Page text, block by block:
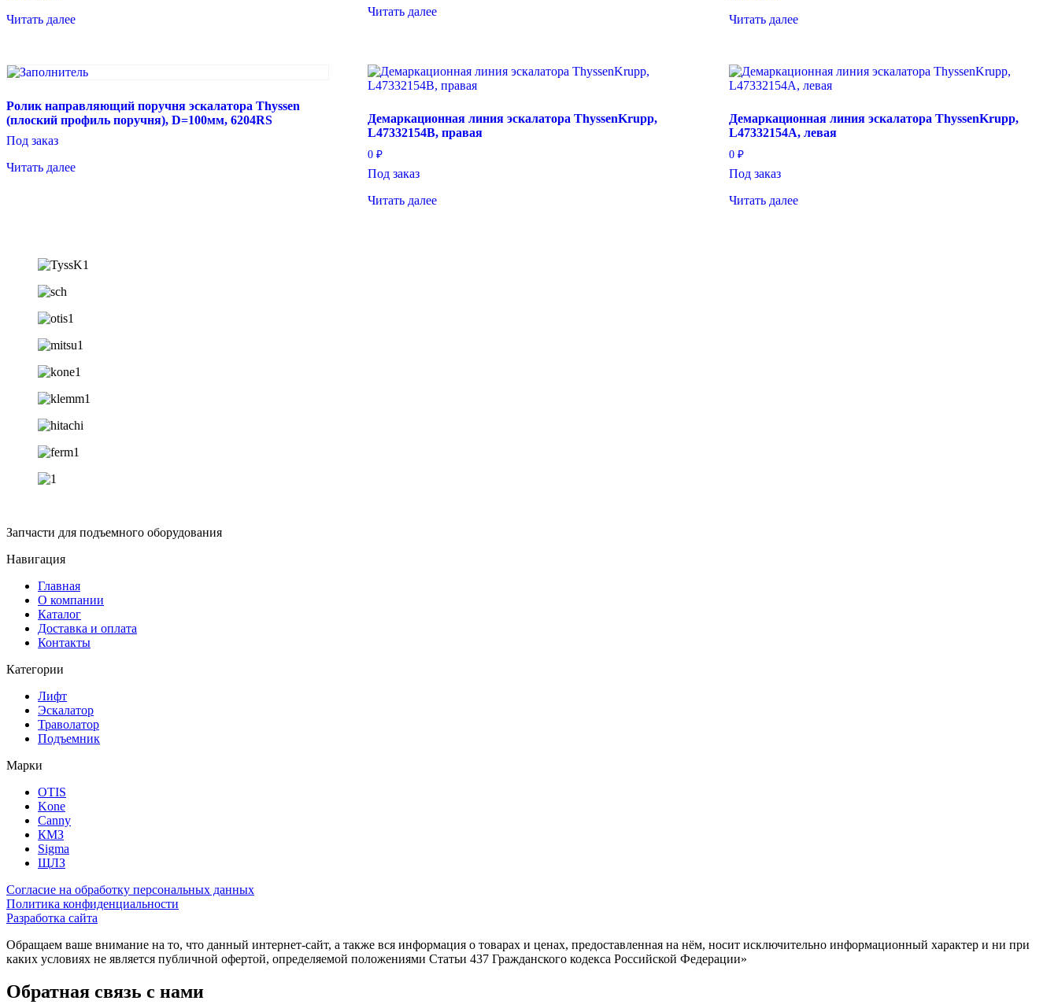
Читать далее
Читать далее
Читать далее
Ролик направляющий поручня эскалатора Thyssen
(плоский профиль поручня), D=100мм, 6204RS
Под заказ
Читать далее
Демаркационная линия эскалатора ThyssenKrupp,
L47332154B, правая
0 ₽
Под заказ
Читать далее
Демаркационная линия эскалатора ThyssenKrupp,
L47332154A, левая
0 ₽
Под заказ
Читать далее
Запчасти для подъемного оборудования
Навигация
Главная
О компании
Каталог
Доставка и оплата
Контакты
Категории
Лифт
Эскалатор
Траволатор
Подъемник
Марки
OTIS
Kone
Canny
КМЗ
Sigma
ЩЛЗ
Согласие на обработку персональных данных
Политика конфиденциальности
Разработка сайта
Обращаем ваше внимание на то, что данный интернет-сайт, а также вся информация о товарах и ценах, предоставленная на нём, носит исключительно информационный характер и ни при
каких условиях не является публичной офертой, определяемой положениями Статьи 437 Гражданского кодекса Российской Федерации»
Обратная связь с нами